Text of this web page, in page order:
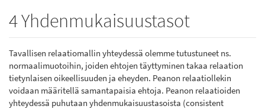
4 Yhdenmukaisuustasot
Tavallisen relaatiomallin yhteydessä olemme tutustuneet ns.
normaalimuotoihin, joiden ehtojen täyttyminen takaa relaation
tietynlaisen oikeellisuuden ja eheyden. Peanon relaatiollekin
voidaan määritellä samantapaisia ehtoja. Peanon relaatioiden
yhteydessä puhutaan yhdenmukaisuustasoista (consistent